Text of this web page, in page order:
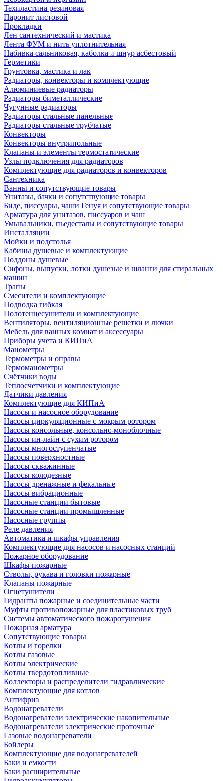
Техпластина резиновая
Паронит листовой
Прокладки
Лен сантехнический и мастика
Лента ФУМ и нить уплотнительная
Набивка сальниковая, каболка и шнур асбестовый
Герметики
Грунтовка, мастика и лак
Радиаторы, конвекторы и комплектующие
Алюминиевые радиаторы
Радиаторы биметаллические
Чугунные радиаторы
Радиаторы стальные панельные
Радиаторы стальные трубчатые
Конвекторы
Конвекторы внутрипольные
Клапаны и элементы термостатические
Узлы подключения для радиаторов
Комплектующие для радиаторов и конвекторов
Сантехника
Ванны и сопутствующие товары
Унитазы, бачки и сопутствующие товары
Биде, писсуары, чаши Генуя и сопутствующие товары
Арматура для унитазов, писсуаров и чаш
Умывальники, пьедесталы и сопутствующие товары
Инсталляции
Мойки и подстолья
Кабины душевые и комплектующие
Поддоны душевые
Сифоны, выпуски, лотки душевые и шланги для стиральных
машин
Трапы
Смесители и комплектующие
Подводка гибкая
Полотенцесушители и комплектующие
Вентиляторы, вентиляционные решетки и лючки
Мебель для ванных комнат и аксессуары
Приборы учета и КИПиА
Манометры
Термометры и оправы
Термоманометры
Счётчики воды
Теплосчетчики и комплектующие
Датчики давления
Комплектующие для КИПиА
Насосы и насосное оборудование
Насосы циркуляционные с мокрым ротором
Насосы консольные, консольно-моноблочные
Насосы ин-лайн с сухим ротором
Насосы многоступенчатые
Насосы поверхностные
Насосы скважинные
Насосы колодезные
Насосы дренажные и фекальные
Насосы вибрационные
Насосные станции бытовые
Насосные станции промышленные
Насосные группы
Реле давления
Автоматика и шкафы управления
Комплектующие для насосов и насосных станций
Пожарное оборудование
Шкафы пожарные
Стволы, рукава и головки пожарные
Клапаны пожарные
Огнетушители
Гидранты пожарные и соединительные части
Муфты противопожарные для пластиковых труб
Системы автоматического пожаротушения
Пожарная арматура
Сопутствующие товары
Котлы и горелки
Котлы газовые
Котлы электрические
Котлы твердотопливные
Коллекторы и распределители гидравлические
Комплектующие для котлов
Антифриз
Водонагреватели
Водонагреватели электрические накопительные
Водонагреватели электрические проточные
Газовые водонагреватели
Бойлеры
Комплектующие для водонагревателей
Баки и емкости
Баки расширительные